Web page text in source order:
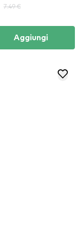
7.49 €
Aggiungi